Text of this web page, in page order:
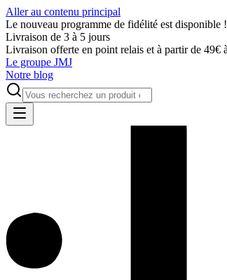
Aller au contenu principal
Le nouveau programme de fidélité est disponible !
Livraison de 3 à 5 jours
Livraison offerte en point relais et à partir de 49€
Le groupe JMJ
Notre blog